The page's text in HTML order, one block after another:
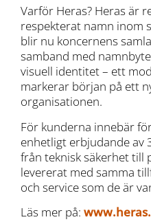
Varför Heras? Heras är
respekterat namn inom
blir nu koncernens
samband med
visuell identitet – ett
markerar början på ett
organisationen.
För kunderna innebär
enhetligt erbjudande av
från teknisk säkerhet till
levererat med samma
och service som de är
Läs mer på: